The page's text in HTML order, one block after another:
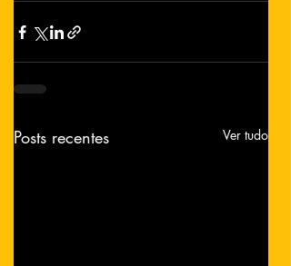
Posts recentes Ver tudo